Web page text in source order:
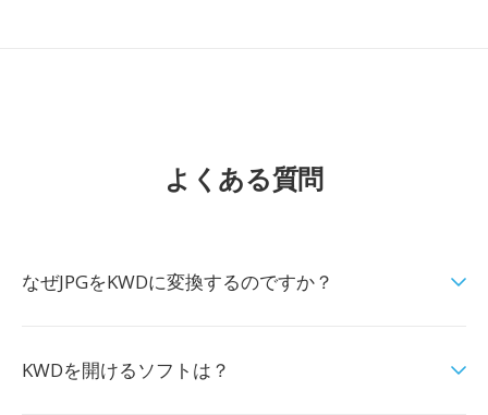
よくある質問
なぜJPGをKWDに変換するのですか？
KWDを開けるソフトは？